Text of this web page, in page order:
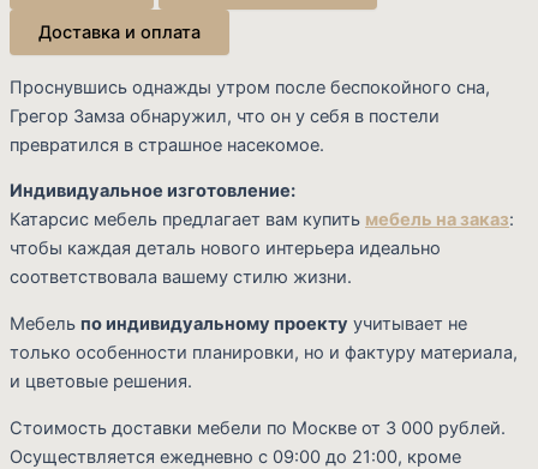
Доставка и оплата
Проснувшись однажды утром после беспокойного сна,
Грегор Замза обнаружил, что он у себя в постели
превратился в страшное насекомое.
Индивидуальное изготовление:
Катарсис мебель предлагает вам купить мебель на заказ:
чтобы каждая деталь нового интерьера идеально
соответствовала вашему стилю жизни.
Мебель по индивидуальному проекту учитывает не
только особенности планировки, но и фактуру материала,
и цветовые решения.
Стоимость доставки мебели по Москве от 3 000 рублей.
Осуществляется ежедневно с 09:00 до 21:00, кроме